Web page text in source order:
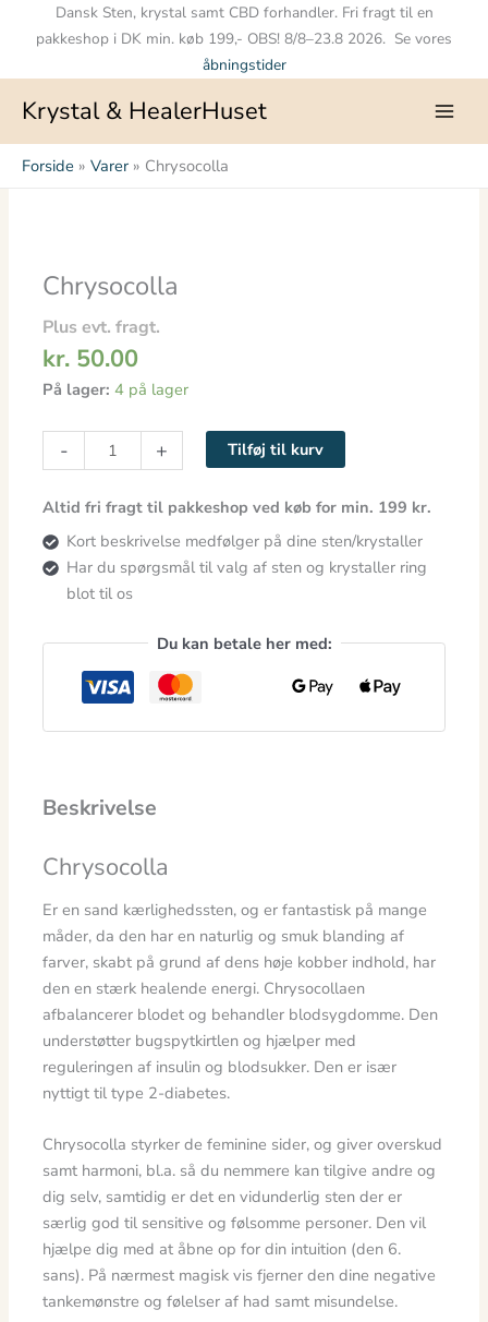
Dansk Sten, krystal samt CBD forhandler. Fri fragt til en
pakkeshop i DK min. køb 199,- OBS! 8/8–23.8 2026. Se vores
åbningstider
Krystal & HealerHuset
Forside Varer Chrysocolla
Chrysocolla
Plus evt. fragt.
kr. 50.00
På lager: 4 på lager
- + Tilføj til kurv
Altid fri fragt til pakkeshop ved køb for min. 199 kr.
Kort beskrivelse medfølger på dine sten/krystaller
Har du spørgsmål til valg af sten og krystaller ring
blot til os
Du kan betale her med:
Beskrivelse
Chrysocolla
Er en sand kærlighedssten, og er fantastisk på mange
måder, da den har en naturlig og smuk blanding af
farver, skabt på grund af dens høje kobber indhold, har
den en stærk healende energi. Chrysocollaen
afbalancerer blodet og behandler blodsygdomme. Den
understøtter bugspytkirtlen og hjælper med
reguleringen af ​​insulin og blodsukker. Den er især
nyttigt til type 2-diabetes.
Chrysocolla styrker de feminine sider, og giver overskud
samt harmoni, bl.a. så du nemmere kan tilgive andre og
dig selv, samtidig er det en vidunderlig sten der er
særlig god til sensitive og følsomme personer. Den vil
hjælpe dig med at åbne op for din intuition (den 6.
sans). På nærmest magisk vis fjerner den dine negative
tankemønstre og følelser af had samt misundelse.